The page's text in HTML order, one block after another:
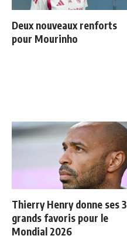
Deux nouveaux renforts
pour Mourinho
Thierry Henry donne ses 3
grands favoris pour le
Mondial 2026